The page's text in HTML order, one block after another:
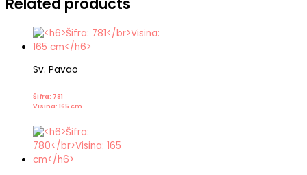
Related products
Sv. Pavao
Šifra: 781
Visina: 165 cm